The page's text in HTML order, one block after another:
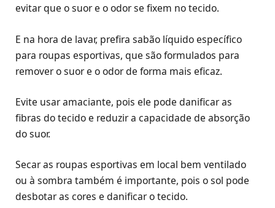
evitar que o suor e o odor se fixem no tecido.
E na hora de lavar, prefira sabão líquido específico
para roupas esportivas, que são formulados para
remover o suor e o odor de forma mais eficaz.
Evite usar amaciante, pois ele pode danificar as
fibras do tecido e reduzir a capacidade de absorção
do suor.
Secar as roupas esportivas em local bem ventilado
ou à sombra também é importante, pois o sol pode
desbotar as cores e danificar o tecido.